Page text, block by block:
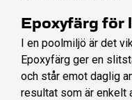
Epoxyfärg för
I en poolmiljö är det
Epoxyfärg ger en
och står emot daglig
resultat som är enkelt